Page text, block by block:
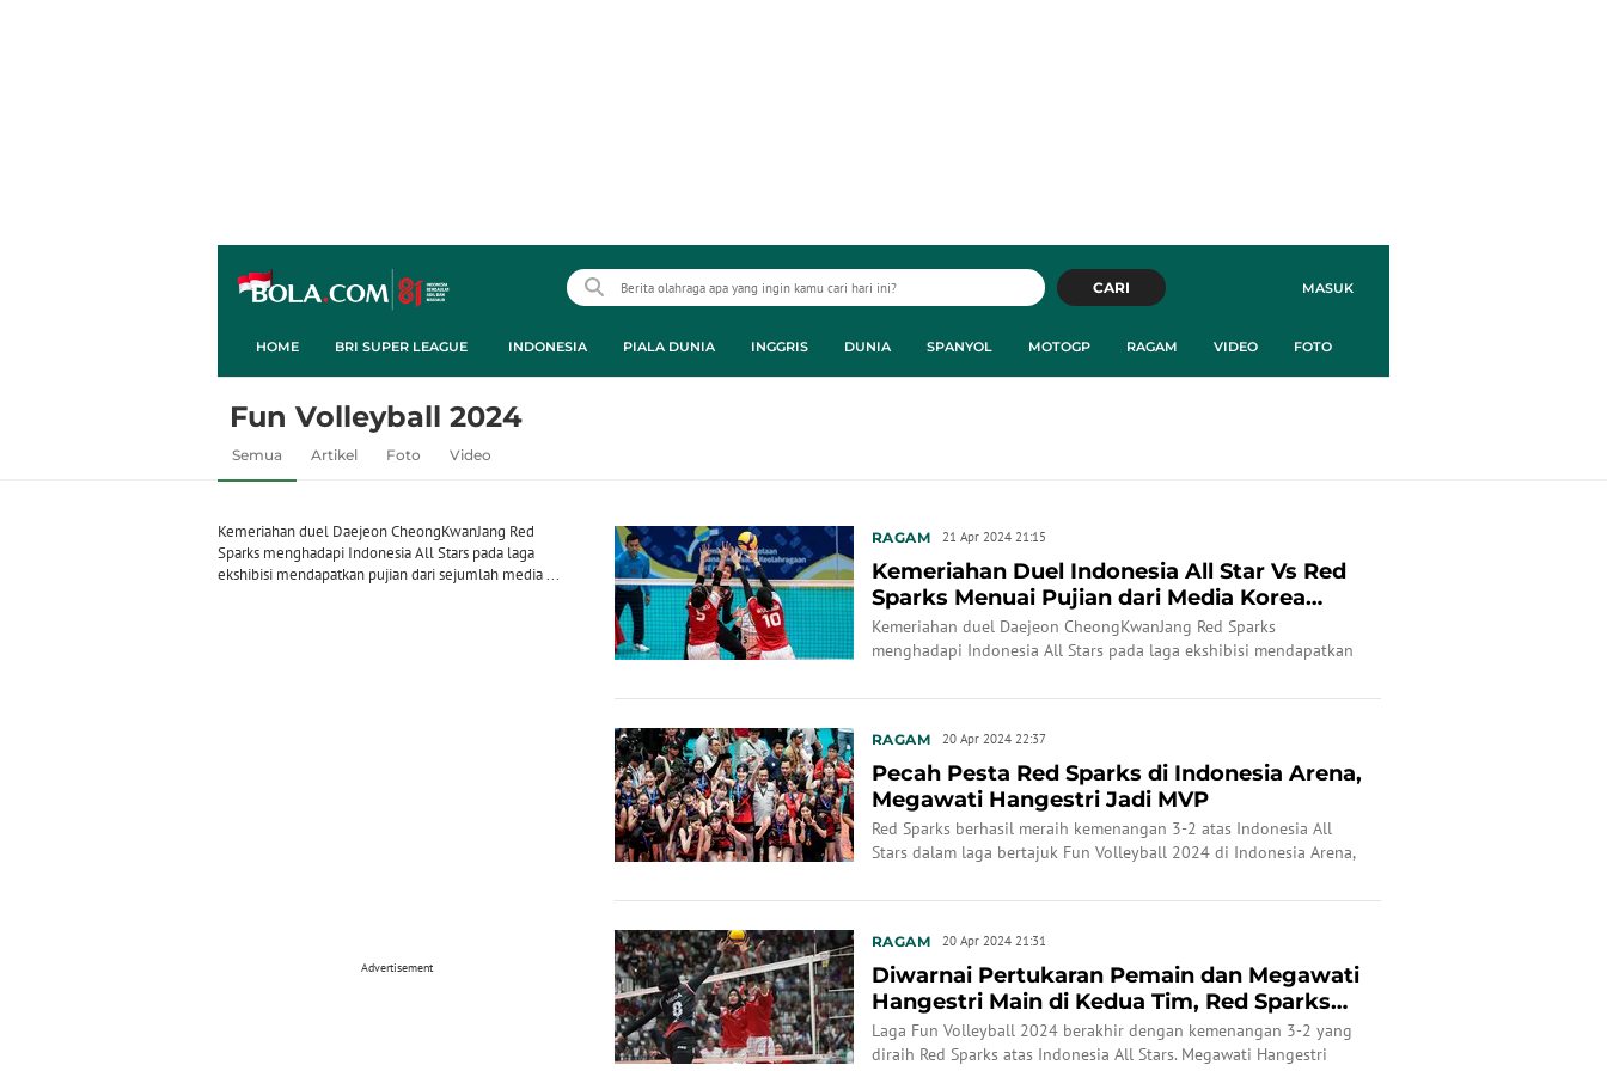
MASUK
CARI
HOME BRI SUPER LEAGUE INDONESIA PIALA DUNIA INGGRIS DUNIA SPANYOL MOTOGP RAGAM VIDEO FOTO
Fun Volleyball 2024
Semua Artikel Foto Video
Kemeriahan duel Daejeon CheongKwanJang Red
Sparks menghadapi Indonesia All Stars pada laga
ekshibisi mendapatkan pujian dari sejumlah media ...
Advertisement
RAGAM 21 Apr 2024 21:15
Kemeriahan Duel Indonesia All Star Vs Red
Sparks Menuai Pujian dari Media Korea
Selatan
Kemeriahan duel Daejeon CheongKwanJang Red Sparks
menghadapi Indonesia All Stars pada laga ekshibisi mendapatkan
RAGAM 20 Apr 2024 22:37
Pecah Pesta Red Sparks di Indonesia Arena,
Megawati Hangestri Jadi MVP
Red Sparks berhasil meraih kemenangan 3-2 atas Indonesia All
Stars dalam laga bertajuk Fun Volleyball 2024 di Indonesia Arena,
kedua tim di malam ini menjadi Most Valuable Player (MVP).
RAGAM 20 Apr 2024 21:31
Diwarnai Pertukaran Pemain dan Megawati
Hangestri Main di Kedua Tim, Red Sparks
Butuh 5 Se...
Laga Fun Volleyball 2024 berakhir dengan kemenangan 3-2 yang
diraih Red Sparks atas Indonesia All Stars. Megawati Hangestri